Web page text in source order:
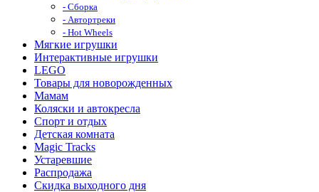
- Сборка
- Автортреки
- Hot Wheels
Мягкие игрушки
Интерактивные игрушки
LEGO
Товары для новорожденных
Мамам
Коляски и автокресла
Спорт и отдых
Детская комната
Magic Tracks
Устаревшие
Распродажа
Скидка выходного дня